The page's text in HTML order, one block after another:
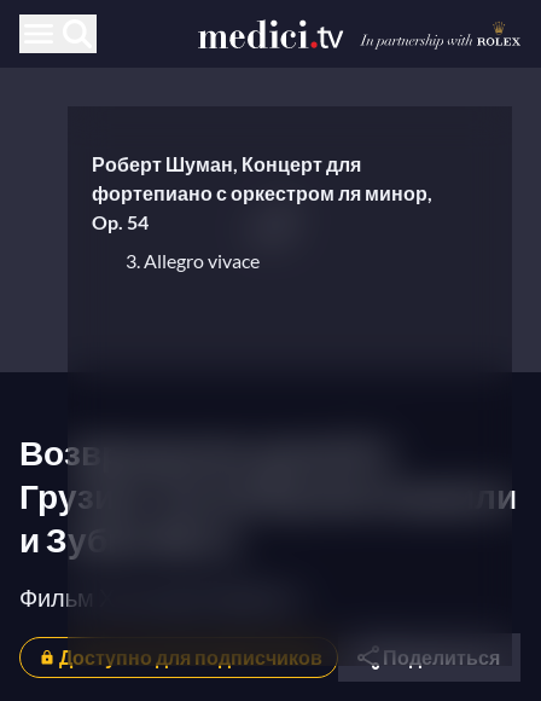
Роберт Шуман, Концерт для
фортепиано с оркестром ля минор,
Op. 54
3. Allegro vivace
Возвращение домой в
Грузию: Хатия Буниатишвили
и Зубин Мета
Фильм Хольгера Пройссе
Доступно для подписчиков Поделиться